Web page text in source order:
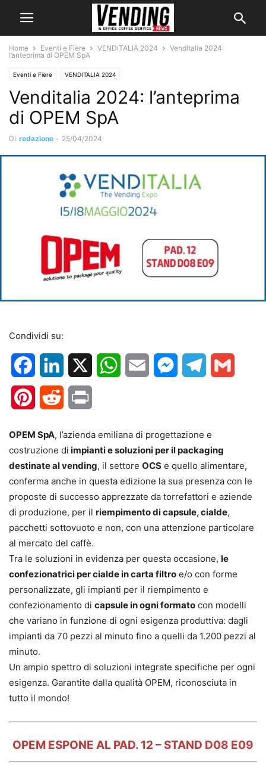
Home Eventi e Fiere VENDITALIA 2024
Venditalia 2024:
l’anteprima di OPEM SpA
Eventi e Fiere VENDITALIA 2024
Venditalia 2024: l’anteprima
di OPEM SpA
Di redazione - 25/04/2024
Condividi su:
FacebookLinkedIn WhatsApp
Email MessengerTelegram
PinterestReddit
OPEM SpA, l’azienda emiliana di progettazione e
costruzione di impianti e soluzioni per il packaging
destinate al vending, il settore OCS e quello alimentare,
conferma anche in questa edizione la sua presenza con le
proposte di successo apprezzate da torrefattori e aziende
di produzione, per il riempimento di capsule, cialde,
pacchetti sottovuoto e non, con una attenzione particolare
al mercato del caffè.
Tra le soluzioni in evidenza per questa occasione, le
confezionatrici per cialde in carta filtro e/o con forme
personalizzate, gli impianti per il riempimento e
confezionamento di capsule in ogni formato con modelli
che variano in funzione di ogni esigenza produttiva: dagli
impianti da 70 pezzi al minuto fino a quelli da 1.200 pezzi al
minuto.
Un ampio spettro di soluzioni integrate specifiche per ogni
esigenza. Garantite dalla qualità OPEM, riconosciuta in
tutto il mondo!
OPEM ESPONE AL PAD. 12 – STAND D08 E09